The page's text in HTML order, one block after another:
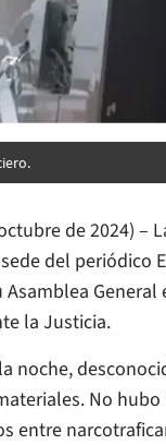
.
de 2024) –
del periódico
la Justicia.
noche,
No
entre